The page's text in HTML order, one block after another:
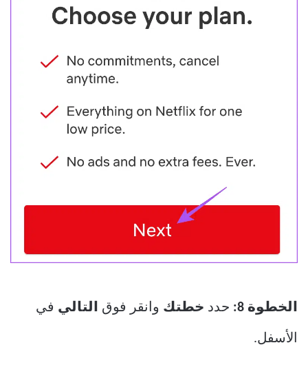
الخطوة 8: حدد خطتك وانقر فوق التالي في
الأسفل.